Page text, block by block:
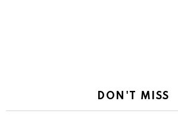
DON'T MISS